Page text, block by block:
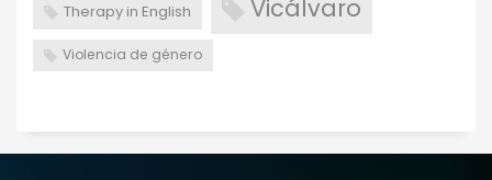
Therapy in English Vicálvaro
Violencia de género